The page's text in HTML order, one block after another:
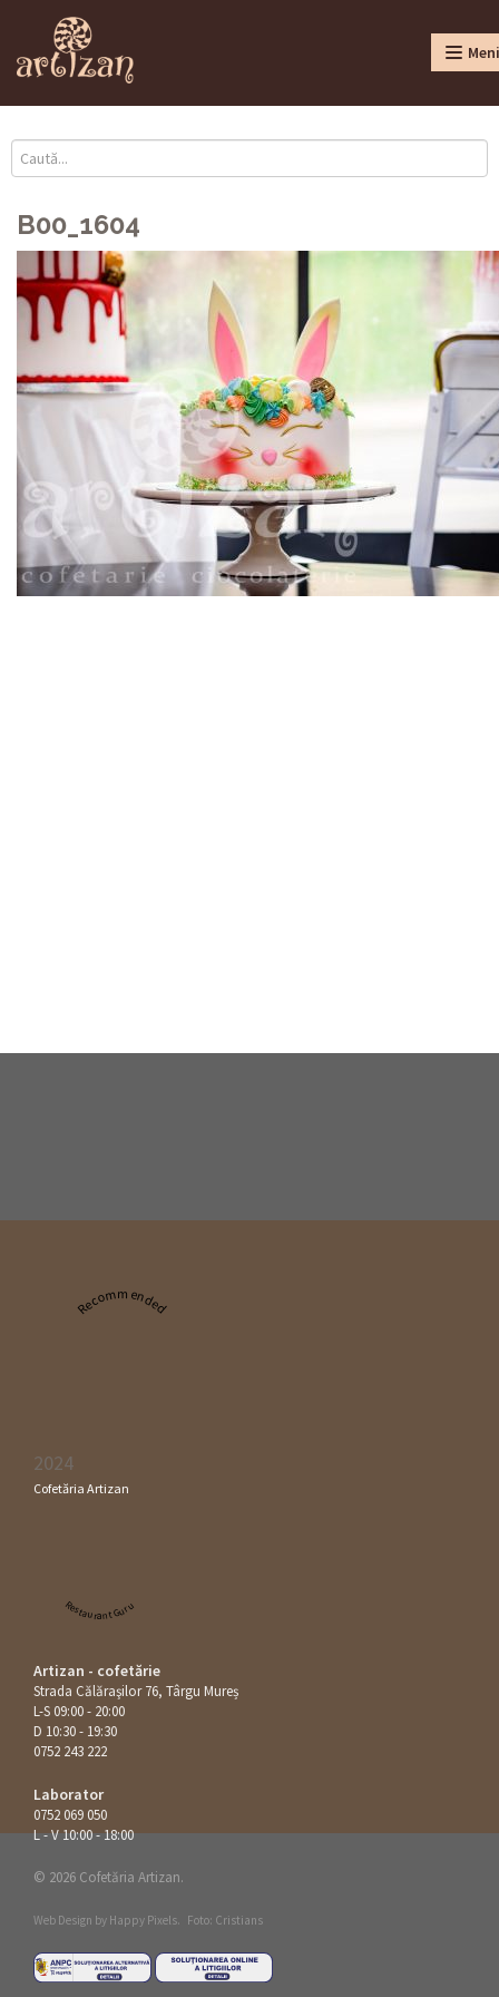
B00_1604
Recommended
2024
Cofetăria Artizan
Restaurant Guru
Artizan - cofetărie
Strada Călăraşilor 76, Târgu Mureș
L-S 09:00 - 20:00
D 10:30 - 19:30
0752 243 222
Laborator
0752 069 050
L - V 10:00 - 18:00
© 2026 Cofetăria Artizan.
Web Design by Happy Pixels. Foto: Cristians